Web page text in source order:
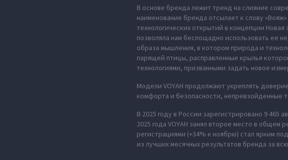
В основе бренда лежит тренд на слияние
наименование бренда отсылает к слову
технологических открытий в концепции
позволяла нам беспощадно использовать ее
образа мышления, в котором природа и
парящей птицы, расправленные крылья
технологиями, призванными задать новое
Модели VOYAH продолжают укреплять
комфорта и безопасности, непревзойденные
В 2025 году в России зарегистрировано 9 465
2025 года VOYAH занял второе место в общем
регистрациями (+34% к ноябрю) стал ярким
из лучших месячных результатов бренда за